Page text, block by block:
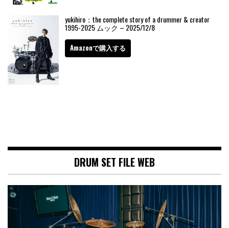
yukihiro：the complete story of a drummer & creator
1995-2025 ムック – 2025/12/8
Amazonで購入する
DRUM SET FILE WEB